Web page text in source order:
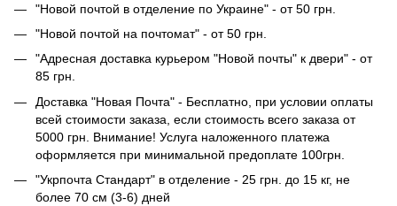
"Новой почтой в отделение по Украине" - от 50 грн.
"Новой почтой на почтомат" - от 50 грн.
"Адресная доставка курьером "Новой почты" к двери" - от
85 грн.
Доставка "Новая Почта" - Бесплатно, при условии оплаты
всей стоимости заказа, если стоимость всего заказа от
5000 грн. Внимание! Услуга наложенного платежа
оформляется при минимальной предоплате 100грн.
"Укрпочта Стандарт" в отделение - 25 грн. до 15 кг, не
более 70 см (3-6) дней